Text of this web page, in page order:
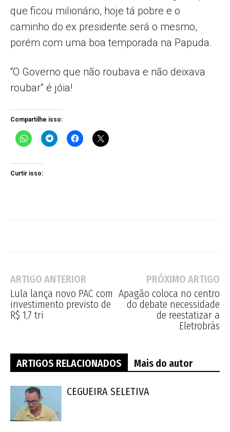
que ficou milionário, hoje tá pobre e o
caminho do ex presidente será o mesmo,
porém com uma boa temporada na Papuda.
“O Governo que não roubava e não deixava
roubar” é jóia!
Compartilhe isso:
Curtir isso:
ARTIGO ANTERIOR
Lula lança novo PAC com
investimento previsto de
R$ 1,7 tri
PRÓXIMO ARTIGO
Apagão coloca no centro
do debate necessidade
de reestatizar a
Eletrobrás
ARTIGOS RELACIONADOS Mais do autor
CEGUEIRA SELETIVA